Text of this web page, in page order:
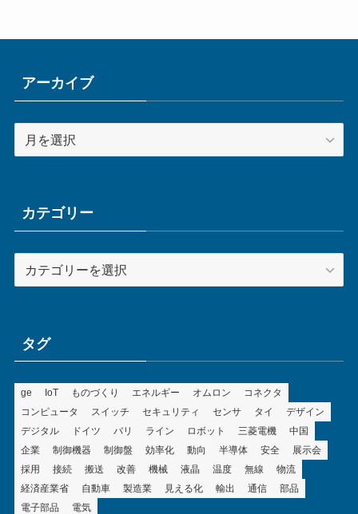
アーカイブ
ー
ブカテゴリー
テ
ータグ
ge IoT ものづくり エネルギー オムロン
コネクタ
コンピュータ
スイッチ セキュリティ センサ タイ
デザイン
デジタル
ドイツ バリ ライン ロボット 三菱電機
中国
企業
制御機器 制御盤 効率化 動向 半導体 安全
展示会
採用
接続 搬送 改善 機械 液晶 温度 無線
物流
経済産業省
自動車 製造業 見える化 輸出 通信
部品
電子部品
電気